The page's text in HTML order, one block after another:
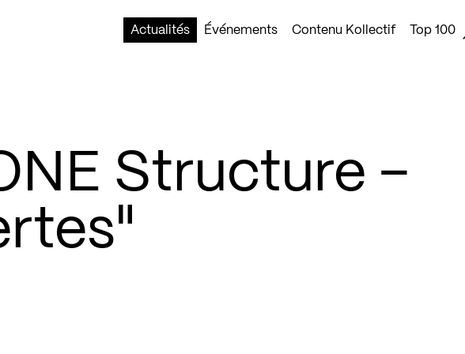
Actualités
Événements Contenu Kollectif Top 100
Structure –